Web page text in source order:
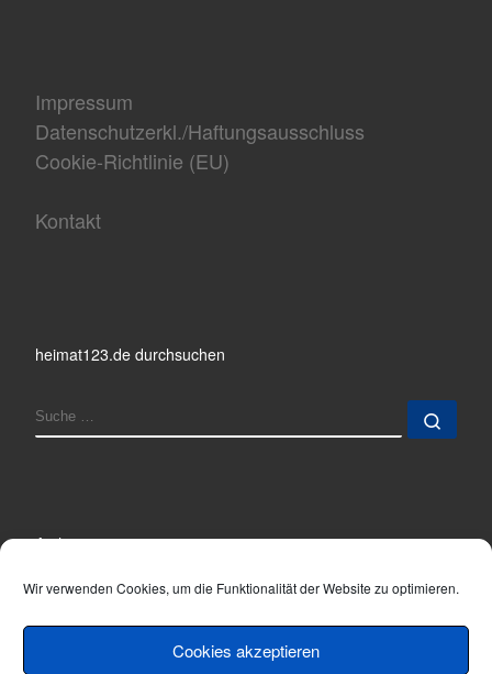
Wir verwenden Cookies, um die Funktionalität der Website zu optimieren.
Cookies akzeptieren
Impressum
Datenschutzerkl./Haftungsausschluss
Cookie-Richtlinie (EU)
Kontakt
heimat123.de durchsuchen
SUCHE
Archiv